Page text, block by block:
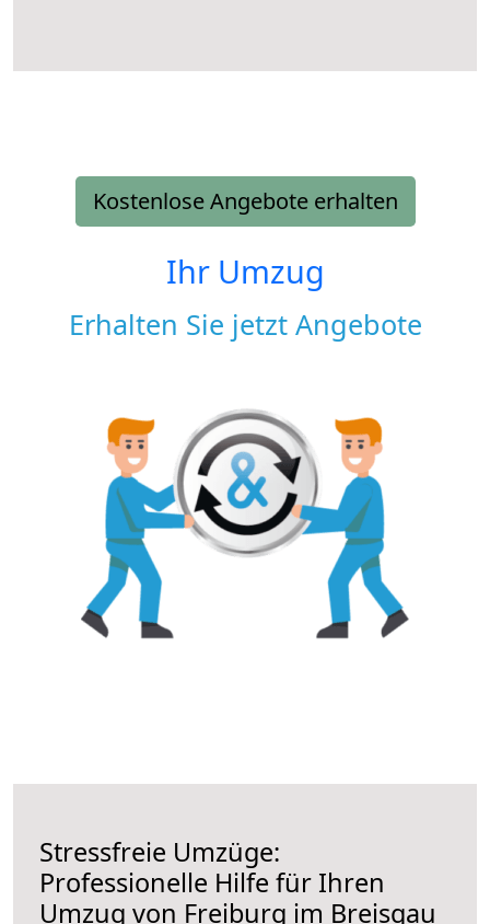
Kostenlose Angebote erhalten
Ihr Umzug
Erhalten Sie jetzt Angebote
Stressfreie Umzüge:
Professionelle Hilfe für Ihren
Umzug von Freiburg im Breisgau